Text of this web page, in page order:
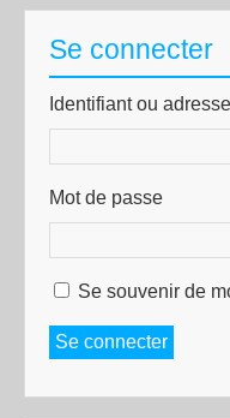
Se connecter
Identifiant ou
Mot de passe
Se souvenir de
Se connecter